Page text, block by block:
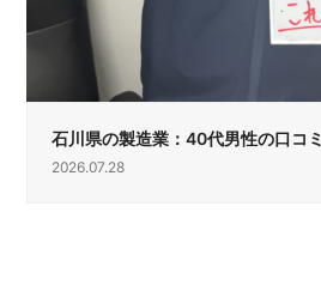
石川県の製造業：40代男性の口コミ
2026.07.28